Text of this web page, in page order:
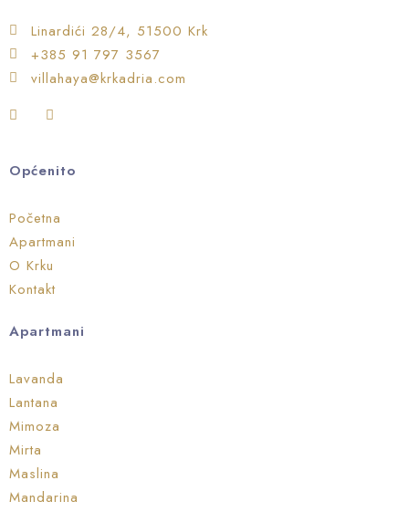
Linardići 28/4, 51500 Krk
+385 91 797 3567
villahaya@krkadria.com
Općenito
Početna
Apartmani
O Krku
Kontakt
Apartmani
Lavanda
Lantana
Mimoza
Mirta
Maslina
Mandarina